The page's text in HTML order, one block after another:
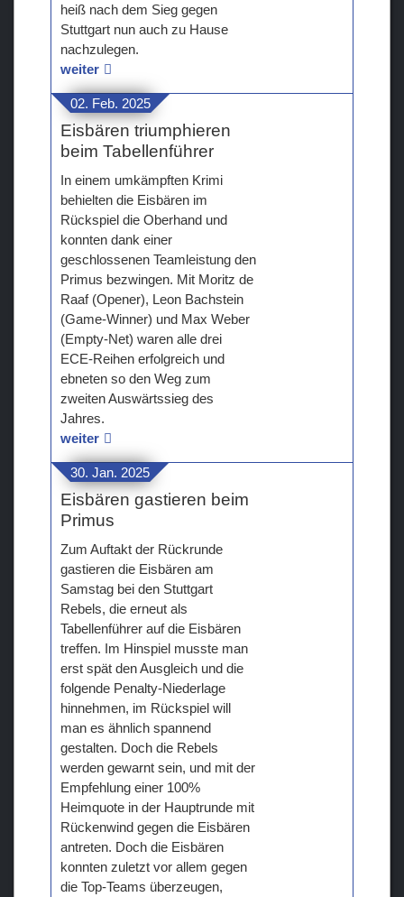
heiß nach dem Sieg gegen
Stuttgart nun auch zu Hause
nachzulegen.
weiter
02. Feb. 2025
Eisbären triumphieren
beim Tabellenführer
In einem umkämpften Krimi
behielten die Eisbären im
Rückspiel die Oberhand und
konnten dank einer
geschlossenen Teamleistung den
Primus bezwingen. Mit Moritz de
Raaf (Opener), Leon Bachstein
(Game-Winner) und Max Weber
(Empty-Net) waren alle drei
ECE-Reihen erfolgreich und
ebneten so den Weg zum
zweiten Auswärtssieg des
Jahres.
weiter
30. Jan. 2025
Eisbären gastieren beim
Primus
Zum Auftakt der Rückrunde
gastieren die Eisbären am
Samstag bei den Stuttgart
Rebels, die erneut als
Tabellenführer auf die Eisbären
treffen. Im Hinspiel musste man
erst spät den Ausgleich und die
folgende Penalty-Niederlage
hinnehmen, im Rückspiel will
man es ähnlich spannend
gestalten. Doch die Rebels
werden gewarnt sein, und mit der
Empfehlung einer 100%
Heimquote in der Hauptrunde mit
Rückenwind gegen die Eisbären
antreten. Doch die Eisbären
konnten zuletzt vor allem gegen
die Top-Teams überzeugen,